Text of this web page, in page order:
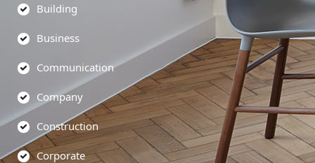
Building
Business
Communication
Company
Construction
Corporate